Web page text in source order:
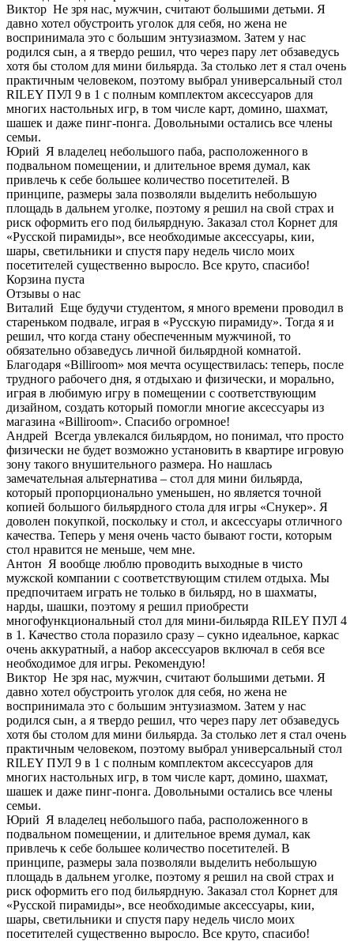
Виктор Не зря нас, мужчин, считают большими детьми. Я
давно хотел обустроить уголок для себя, но жена не
воспринимала это с большим энтузиазмом. Затем у нас
родился сын, а я твердо решил, что через пару лет обзаведусь
хотя бы столом для мини бильярда. За столько лет я стал очень
практичным человеком, поэтому выбрал универсальный стол
RILEY ПУЛ 9 в 1 с полным комплектом аксессуаров для
многих настольных игр, в том числе карт, домино, шахмат,
шашек и даже пинг-понга. Довольными остались все члены
семьи.
Юрий Я владелец небольшого паба, расположенного в
подвальном помещении, и длительное время думал, как
привлечь к себе большее количество посетителей. В
принципе, размеры зала позволяли выделить небольшую
площадь в дальнем уголке, поэтому я решил на свой страх и
риск оформить его под бильярдную. Заказал стол Корнет для
«Русской пирамиды», все необходимые аксессуары, кии,
шары, светильники и спустя пару недель число моих
посетителей существенно выросло. Все круто, спасибо!
Корзина пуста
Отзывы о нас
Виталий Еще будучи студентом, я много времени проводил в
стареньком подвале, играя в «Русскую пирамиду». Тогда я и
решил, что когда стану обеспеченным мужчиной, то
обязательно обзаведусь личной бильярдной комнатой.
Благодаря «Billiroom» моя мечта осуществилась: теперь, после
трудного рабочего дня, я отдыхаю и физически, и морально,
играя в любимую игру в помещении с соответствующим
дизайном, создать который помогли многие аксессуары из
магазина «Billiroom». Спасибо огромное!
Андрей Всегда увлекался бильярдом, но понимал, что просто
физически не будет возможно установить в квартире игровую
зону такого внушительного размера. Но нашлась
замечательная альтернатива – стол для мини бильярда,
который пропорционально уменьшен, но является точной
копией большого бильярдного стола для игры «Снукер». Я
доволен покупкой, поскольку и стол, и аксессуары отличного
качества. Теперь у меня очень часто бывают гости, которым
стол нравится не меньше, чем мне.
Антон Я вообще люблю проводить выходные в чисто
мужской компании с соответствующим стилем отдыха. Мы
предпочитаем играть не только в бильярд, но в шахматы,
нарды, шашки, поэтому я решил приобрести
многофункциональный стол для мини-бильярда RILEY ПУЛ 4
в 1. Качество стола поразило сразу – сукно идеальное, каркас
очень аккуратный, а набор аксессуаров включал в себя все
необходимое для игры. Рекомендую!
Виктор Не зря нас, мужчин, считают большими детьми. Я
давно хотел обустроить уголок для себя, но жена не
воспринимала это с большим энтузиазмом. Затем у нас
родился сын, а я твердо решил, что через пару лет обзаведусь
хотя бы столом для мини бильярда. За столько лет я стал очень
практичным человеком, поэтому выбрал универсальный стол
RILEY ПУЛ 9 в 1 с полным комплектом аксессуаров для
многих настольных игр, в том числе карт, домино, шахмат,
шашек и даже пинг-понга. Довольными остались все члены
семьи.
Юрий Я владелец небольшого паба, расположенного в
подвальном помещении, и длительное время думал, как
привлечь к себе большее количество посетителей. В
принципе, размеры зала позволяли выделить небольшую
площадь в дальнем уголке, поэтому я решил на свой страх и
риск оформить его под бильярдную. Заказал стол Корнет для
«Русской пирамиды», все необходимые аксессуары, кии,
шары, светильники и спустя пару недель число моих
посетителей существенно выросло. Все круто, спасибо!